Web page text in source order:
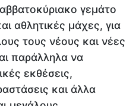
γεμάτο
αθλητικές μάχες, για
τους νέους και νέες
παράλληλα να
εκθέσεις,
και άλλα